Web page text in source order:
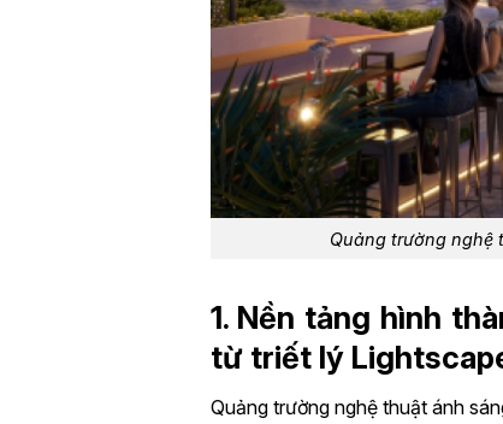
Quảng trường nghệ
1. Nền tảng hình
từ triết lý
Quảng trường nghệ thuật ánh